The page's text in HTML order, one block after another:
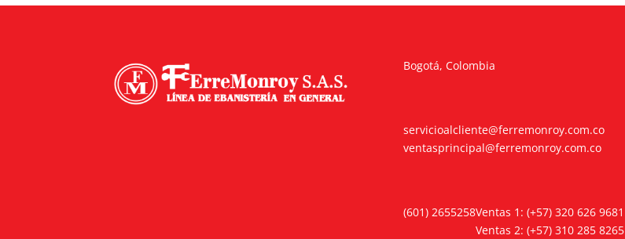
Bogotá, Colombia
servicioalcliente@ferremonroy.com.co
ventasprincipal@ferremonroy.com.co
(601) 2655258Ventas 1: (+57) 320 626 9681
Ventas 2: (+57) 310 285 8265